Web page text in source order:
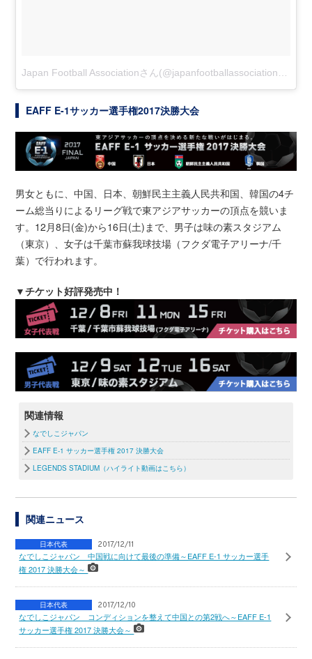
EAFF E-1サッカー選手権2017決勝大会
男女ともに、中国、日本、朝鮮民主主義人民共和国、韓国の4チ
ーム総当りによるリーグ戦で東アジアサッカーの頂点を競いま
す。12月8日(金)から16日(土)まで、男子は味の素スタジアム
（東京）、女子は千葉市蘇我球技場（フクダ電子アリーナ/千
葉）で行われます。
▼チケット好評発売中！
関連情報
なでしこジャパン
EAFF E-1 サッカー選手権 2017 決勝大会
LEGENDS STADIUM（ハイライト動画はこちら）
関連ニュース
日本代表 2017/12/11
なでしこジャパン 中国戦に向けて最後の準備～EAFF E-1 サッカー選手
権 2017 決勝大会～
日本代表 2017/12/10
なでしこジャパン コンディションを整えて中国との第2戦へ～EAFF E-1
サッカー選手権 2017 決勝大会～